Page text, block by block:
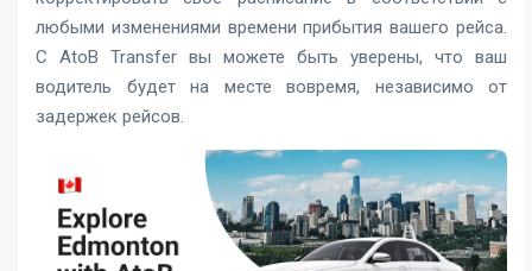
любыми изменениями времени прибытия вашего рейса.
С AtoB Transfer вы можете быть уверены, что ваш
водитель будет на месте вовремя, независимо от
задержек рейсов.